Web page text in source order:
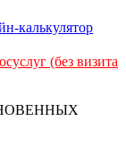
(без визита